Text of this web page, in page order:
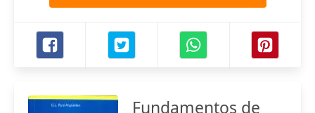
Fundamentos de